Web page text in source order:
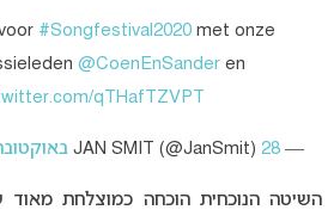
#Songfestival2020 met onze
@CoenEnSander en
qTHafTZVPT
— JAN SMIT (@JanSmit) 28 באוקטובר 2019